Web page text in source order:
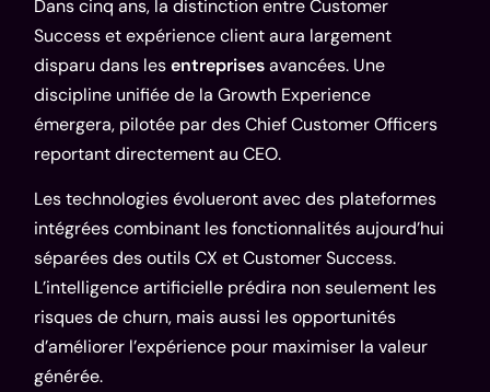
Dans cinq ans, la distinction entre Customer
Success et expérience client aura largement
disparu dans lesentreprisesavancées. Une
discipline unifiée de la Growth Experience
émergera, pilotée par des Chief Customer Officers
reportant directement au CEO.
Les technologies évolueront avec des plateformes
intégrées combinant les fonctionnalités aujourd’hui
séparées des outils CX et Customer Success.
L’intelligence artificielle prédira non seulement les
risques de churn, mais aussi les opportunités
d’améliorer l’expérience pour maximiser la valeur
générée.